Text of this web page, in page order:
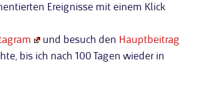
Ereignisse mit einem Klick
und besuch den Hauptbeitrag
bis ich nach 100 Tagen wieder in